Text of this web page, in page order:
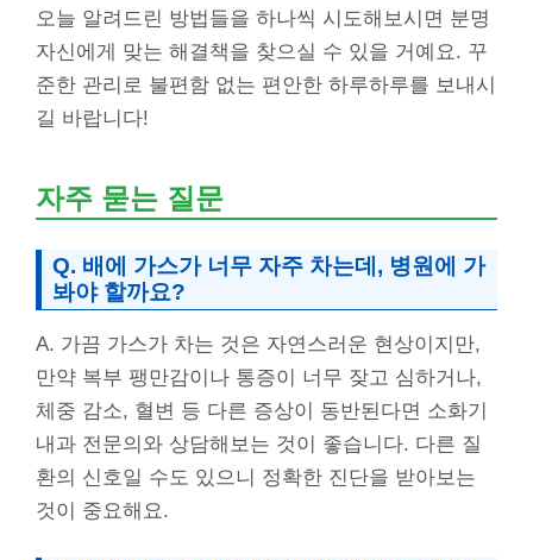
오늘 알려드린 방법들을 하나씩 시도해보시면 분명
자신에게 맞는 해결책을 찾으실 수 있을 거예요. 꾸
준한 관리로 불편함 없는 편안한 하루하루를 보내시
길 바랍니다!
자주 묻는 질문
Q. 배에 가스가 너무 자주 차는데, 병원에 가
봐야 할까요?
A. 가끔 가스가 차는 것은 자연스러운 현상이지만,
만약 복부 팽만감이나 통증이 너무 잦고 심하거나,
체중 감소, 혈변 등 다른 증상이 동반된다면 소화기
내과 전문의와 상담해보는 것이 좋습니다. 다른 질
환의 신호일 수도 있으니 정확한 진단을 받아보는
것이 중요해요.